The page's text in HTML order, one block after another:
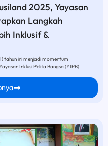
2025, Yayasan
Langkah
Inklusif &
tahun ini menjadi momentum
Inklusi Pelita Bangsa (YIPB)